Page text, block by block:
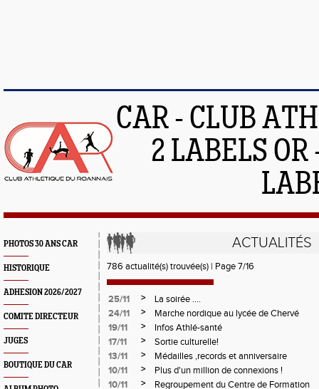
CAR - CLUB
2 LABELS
PHOTOS 30 ANS CAR
HISTORIQUE
ADHESION 2026/2027
COMITE DIRECTEUR
JUGES
BOUTIQUE DU CAR
ACTUALITÉS
786 actualité(s) trouvée(s) | Page 7/16
25/11 >
La soirée ....
24/11
>
Marche nordique au lycée de Chervé
19/11
>
Infos Athlé-santé
17/11
>
Sortie culturelle!
13/11
>
Médailles ,records et anniversaire
10/11
>
Plus d'un million de connexions !
10/11
>
Regroupement du Centre de Formation